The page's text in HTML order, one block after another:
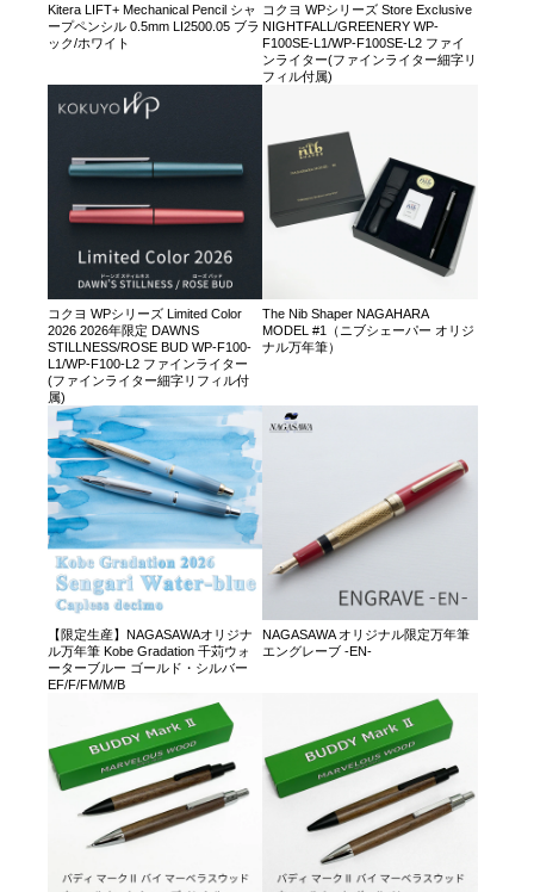
Kitera LIFT+ Mechanical Pencil シャ
ープペンシル 0.5mm LI2500.05 ブラ
ック/ホワイト
コクヨ WPシリーズ Store Exclusive
NIGHTFALL/GREENERY WP-
F100SE-L1/WP-F100SE-L2 ファイ
ンライター(ファインライター細字リ
フィル付属)
コクヨ WPシリーズ Limited Color
2026 2026年限定 DAWNS
STILLNESS/ROSE BUD WP-F100-
L1/WP-F100-L2 ファインライター
(ファインライター細字リフィル付
属)
The Nib Shaper NAGAHARA
MODEL #1（ニブシェーパー オリジ
ナル万年筆）
【限定生産】NAGASAWAオリジナ
ル万年筆 Kobe Gradation 千苅ウォ
ーターブルー ゴールド・シルバー
EF/F/FM/M/B
NAGASAWA オリジナル限定万年筆
エングレーブ -EN-